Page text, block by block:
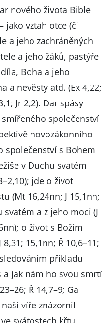
nového života Bible
jako vztah otce (či
a jeho zachráněných
a jeho žáků, pastýře
Boha a jeho
a nevěsty atd. (Ex 4,22;
Jr 2,2). Dar spásy
společenství
novozákonního
společenství s Bohem
v Duchu svatém
jde o život
(Mt 16,24nn; J 15,1nn;
svatém a z jeho moci (J
o život s Božím
15,1nn; Ř 10,6–11;
příkladu
a jak nám ho svou smrtí
Ř 14,7–9; Ga
víře znázornil